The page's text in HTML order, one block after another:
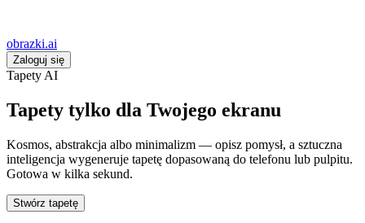
obrazki.ai
Zaloguj się
Tapety AI
Tapety tylko dla Twojego ekranu
Kosmos, abstrakcja albo minimalizm — opisz pomysł, a sztuczna
inteligencja wygeneruje tapetę dopasowaną do telefonu lub pulpitu.
Gotowa w kilka sekund.
Stwórz tapetę